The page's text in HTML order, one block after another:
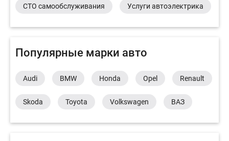
СТО самообслуживания Услуги автоэлектрика
Популярные марки авто
Audi BMW Honda Opel Renault
Skoda Toyota Volkswagen ВАЗ